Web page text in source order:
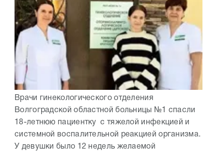
Врачи гинекологического отделения
Волгоградской областной больницы №1 спасли
18-летнюю пациентку с тяжелой инфекцией и
системной воспалительной реакцией организма.
У девушки было 12 недель желаемой